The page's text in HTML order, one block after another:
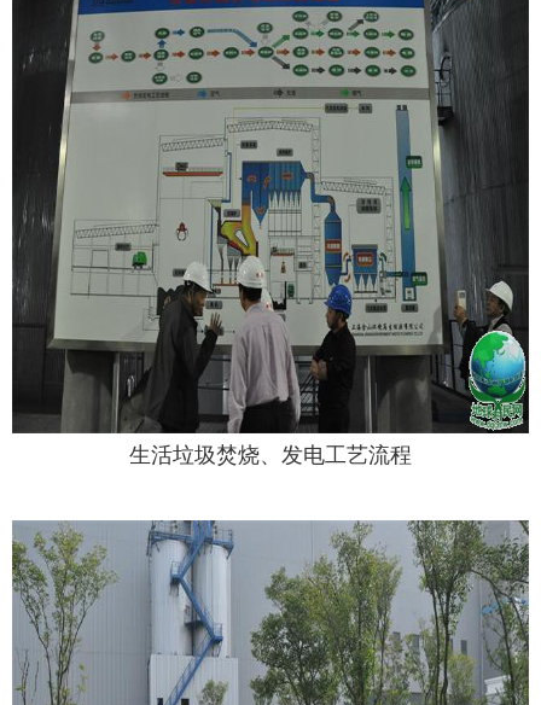
生活垃圾焚烧、发电工艺流程